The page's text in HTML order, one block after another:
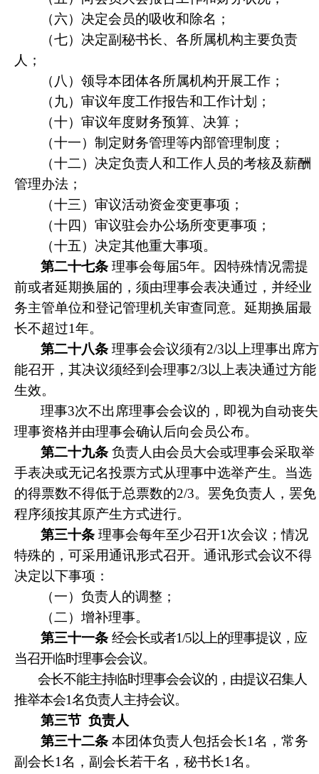
（六）决定会员的吸收和除名；
（七）决定副秘书长、各所属机构主要负责
人；
（八）领导本团体各所属机构开展工作；
（九）审议年度工作报告和工作计划；
（十）审议年度财务预算、决算；
（十一）制定财务管理等内部管理制度；
（十二）决定负责人和工作人员的考核及薪酬
管理办法；
（十三）审议活动资金变更事项；
（十四）审议驻会办公场所变更事项；
（十五）决定其他重大事项。
第二十七条 理事会每届5年。因特殊情况需提
前或者延期换届的，须由理事会表决通过，并经业
务主管单位和登记管理机关审查同意。延期换届最
长不超过1年。
第二十八条 理事会会议须有2/3以上理事出席方
能召开，其决议须经到会理事2/3以上表决通过方能
生效。
理事3次不出席理事会会议的，即视为自动丧失
理事资格并由理事会确认后向会员公布。
第二十九条 负责人由会员大会或理事会采取举
手表决或无记名投票方式从理事中选举产生。当选
的得票数不得低于总票数的2/3。罢免负责人，罢免
程序须按其原产生方式进行。
第三十条 理事会每年至少召开1次会议；情况
特殊的，可采用通讯形式召开。通讯形式会议不得
决定以下事项：
（一）负责人的调整；
（二）增补理事。
第三十一条 经会长或者1/5以上的理事提议，应
当召开临时理事会会议。
会长不能主持临时理事会会议的，由提议召集人
推举本会1名负责人主持会议。
第三节 负责人
第三十二条 本团体负责人包括会长1名，常务
副会长1名，副会长若干名，秘书长1名。